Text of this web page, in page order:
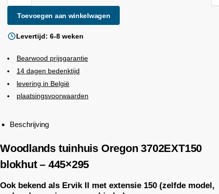
Toevoegen aan winkelwagen
Levertijd: 6-8 weken
Bearwood prijsgarantie
14 dagen bedenktijd
levering in België
plaatsingsvoorwaarden
Beschrijving
Woodlands tuinhuis Oregon 3702EXT150
blokhut – 445×295
Ook bekend als Ervik II met extensie 150 (zelfde model,